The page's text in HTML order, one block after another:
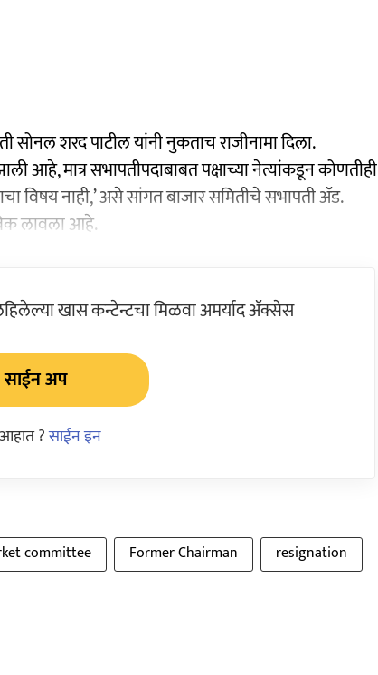
सोनल शरद पाटील यांनी नुकताच राजीनामा दिला.
आहे, मात्र सभापतीपदाबाबत पक्षाच्या नेत्यांकडून कोणतीही
विषय नाही,’ असे सांगत बाजार समितीचे सभापती ॲड.
लावला आहे.
खास कन्टेन्टचा मिळवा अमर्याद ॲक्सेस
साईन अप
?साईन इन
committee Former Chairman resignation